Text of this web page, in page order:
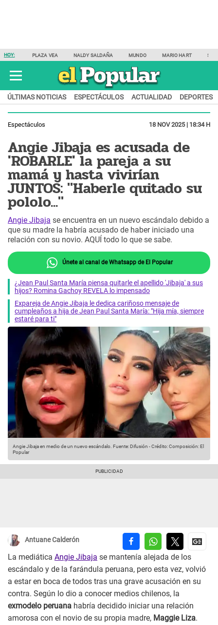
HOY: PLAZA VEA NALDY SALDAÑA MUNDO MARIO HART
ÚLTIMAS NOTICIAS ESPECTÁCULOS ACTUALIDAD DEPORTES
Espectáculos 18 NOV 2025 | 18:34 H
Angie Jibaja es acusada de
'ROBARLE' la pareja a su
mamá y hasta vivirían
JUNTOS: "Haberle quitado su
pololo..."
Angie Jibaja se encuentra en un nuevo escándalo debido a
que su madre la habría acusado de haber iniciado una
relación con su novio. AQUÍ todo lo que se sabe.
Únete al canal de Whatsapp de El Popular
¿Jean Paul Santa María piensa quitarle el apellido 'Jibaja' a sus
hijos? Romina Gachoy REVELA lo impensado
Expareja de Angie Jibaja le dedica cariñoso mensaje de
cumpleaños a hija de Jean Paul Santa María: "Hija mía, siempre
estaré para ti"
Angie Jibaja en medio de un nuevo escándalo. Fuente: Difusión -Crédito: Composición: El
Popular
Antuane Calderón
La mediática Angie Jibaja se mantenía alejada de los
escándalo y de la farándula peruana, pero esta vez, volvió
a estar en boca de todos tras una grave acusación en su
contra. Según lo dio a conocer medios chilenos, la
exmodelo peruana habría decidido iniciar una relación
amorosa con el novio de su propia madre, Maggie Liza.